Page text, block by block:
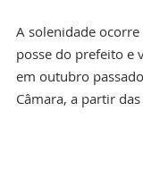
A solenidade
posse do prefeito e
em outubro
Câmara, a partir